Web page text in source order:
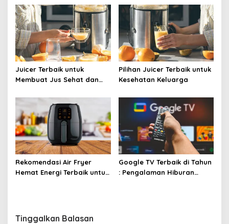
Juicer Terbaik untuk
Membuat Jus Sehat dan
Pilihan Juicer Terbaik untuk
Kesehatan Keluarga
Rekomendasi Air Fryer
Hemat Energi Terbaik untuk
Google TV Terbaik di Tahun
: Pengalaman Hiburan
Tinggalkan Balasan